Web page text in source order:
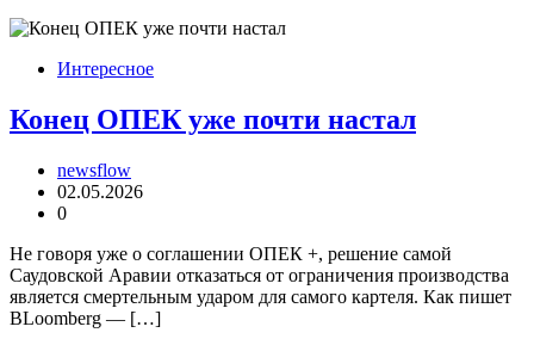
Интересное
Конец ОПЕК уже почти настал
newsflow
02.05.2026
0
Не говоря уже о соглашении ОПЕК +, решение самой
Саудовской Аравии отказаться от ограничения производства
является смертельным ударом для самого картеля. Как пишет
BLoomberg — […]